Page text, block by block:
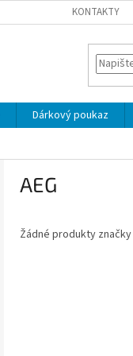
KONTAKTY
Dárkový poukaz
AEG
Žádné produkty značky